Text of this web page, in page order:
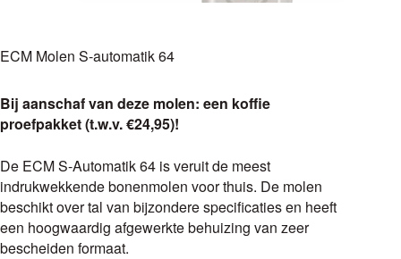
ECM Molen S-automatik 64
Bij aanschaf van deze molen: een koffie
proefpakket (t.w.v. €24,95)!
De ECM S-Automatik 64 is veruit de meest
indrukwekkende bonenmolen voor thuis. De molen
beschikt over tal van bijzondere specificaties en heeft
een hoogwaardig afgewerkte behuizing van zeer
bescheiden formaat.